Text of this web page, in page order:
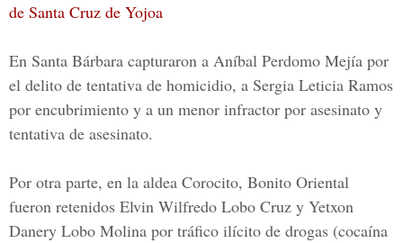
de Santa Cruz de Yojoa
En Santa Bárbara capturaron a Aníbal Perdomo Mejía por
el delito de tentativa de homicidio, a Sergia Leticia Ramos
por encubrimiento y a un menor infractor por asesinato y
tentativa de asesinato.
Por otra parte, en la aldea Corocito, Bonito Oriental
fueron retenidos Elvin Wilfredo Lobo Cruz y Yetxon
Danery Lobo Molina por tráfico ilícito de drogas (cocaína